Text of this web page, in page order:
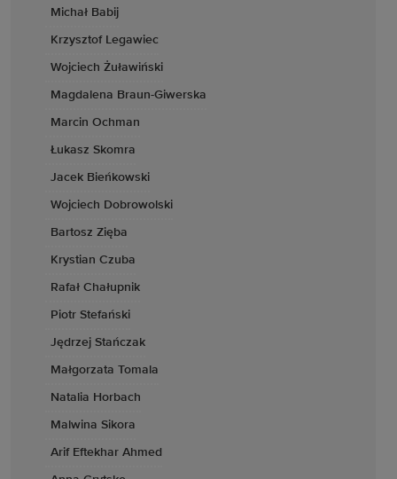
Michał Babij
Krzysztof Legawiec
Wojciech Żuławiński
Magdalena Braun-Giwerska
Marcin Ochman
Łukasz Skomra
Jacek Bieńkowski
Wojciech Dobrowolski
Bartosz Zięba
Krystian Czuba
Rafał Chałupnik
Piotr Stefański
Jędrzej Stańczak
Małgorzata Tomala
Natalia Horbach
Malwina Sikora
Arif Eftekhar Ahmed